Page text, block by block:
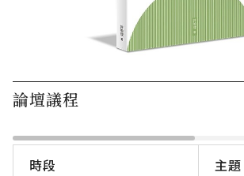
論壇議程
時段 主題